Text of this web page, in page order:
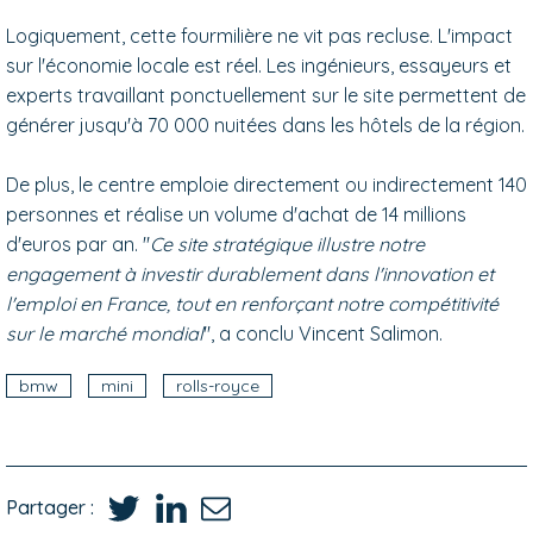
Logiquement, cette fourmilière ne vit pas recluse. L'impact
sur l'économie locale est réel. Les ingénieurs, essayeurs et
experts travaillant ponctuellement sur le site permettent de
générer jusqu'à 70 000 nuitées dans les hôtels de la région.
De plus, le centre emploie directement ou indirectement 140
personnes et réalise un volume d'achat de 14 millions
d'euros par an. "Ce site stratégique illustre notre
engagement à investir durablement dans l'innovation et
l'emploi en France, tout en renforçant notre compétitivité
sur le marché mondial", a conclu Vincent Salimon.
bmw mini rolls-royce
Partager :